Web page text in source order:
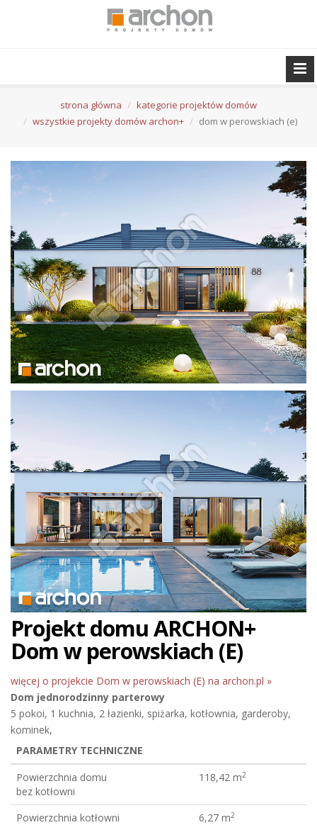
strona główna
kategorie projektów domów
wszystkie projekty domów archon+
dom w perowskiach (e)
Projekt domu ARCHON+
Dom w perowskiach (E)
więcej o projekcie Dom w perowskiach (E) na archon.pl »
Dom jednorodzinny parterowy
5 pokoi, 1 kuchnia, 2 łazienki, spiżarka, kotłownia, garderoby,
kominek,
PARAMETRY TECHNICZNE
Powierzchnia domu
bez kotłowni
118,42 m2
Powierzchnia kotłowni 6,27 m2